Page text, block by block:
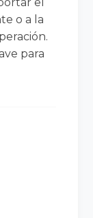
o a la
para